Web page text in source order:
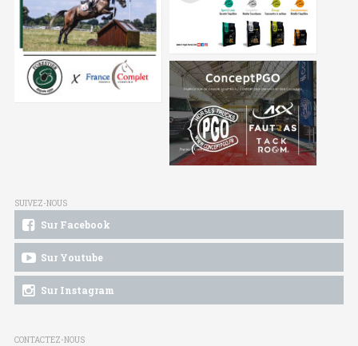
SUIVEZ-NOUS
Sur Facebook
Sur Youtube
Sur Instagram
CONTACTEZ-NOUS